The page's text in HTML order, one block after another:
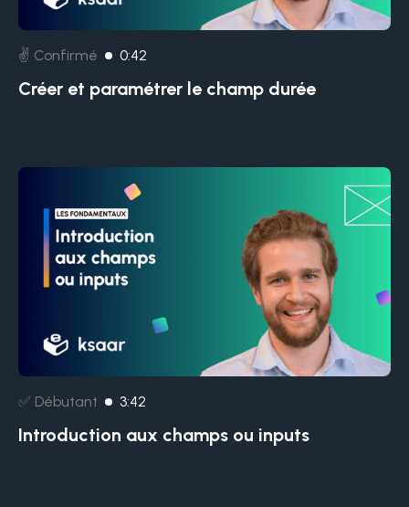
✌️ Confirmé 0:42
Créer et paramétrer le champ durée
✅ Débutant 3:42
Introduction aux champs ou inputs